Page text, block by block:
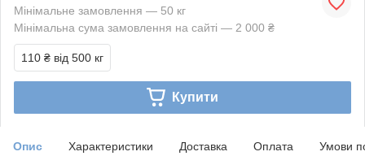
Мінімальне замовлення — 50 кг
Мінімальна сума замовлення на сайті — 2 000 ₴
110 ₴ від 500 кг
Купити
Опис Характеристики Доставка Оплата Умови